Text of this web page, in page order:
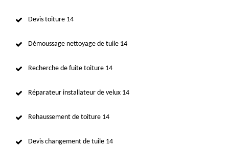
Devis toiture 14
Démoussage nettoyage de tuile 14
Recherche de fuite toiture 14
Réparateur installateur de velux 14
Rehaussement de toiture 14
Devis changement de tuile 14